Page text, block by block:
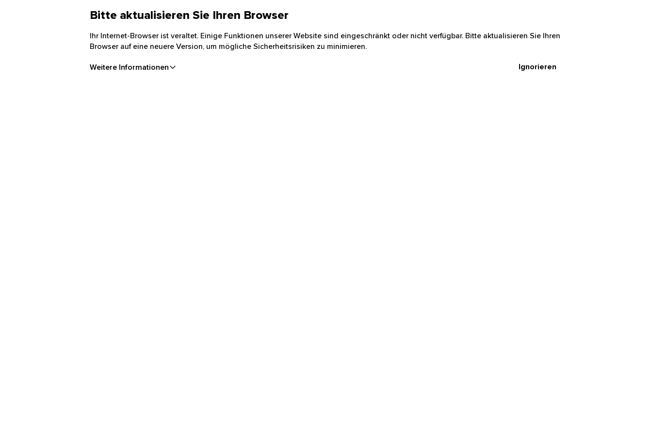
Bitte aktualisieren Sie Ihren Browser
Ihr Internet-Browser ist veraltet. Einige Funktionen unserer Website sind eingeschränkt oder nicht verfügbar. Bitte aktualisieren Sie Ihren
Browser auf eine neuere Version, um mögliche Sicherheitsrisiken zu minimieren.
Weitere Informationen Ignorieren